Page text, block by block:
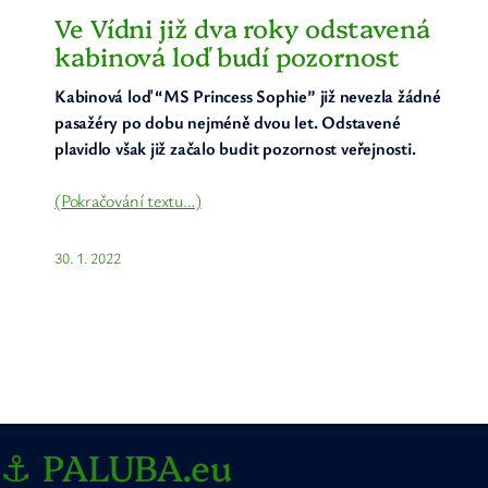
Ve Vídni již dva roky odstavená
kabinová loď budí pozornost
Kabinová loď “MS Princess Sophie” již nevezla žádné
pasažéry po dobu nejméně dvou let. Odstavené
plavidlo však již začalo budit pozornost veřejnosti.
(Pokračování textu…)
30. 1. 2022
⚓ PALUBA.eu